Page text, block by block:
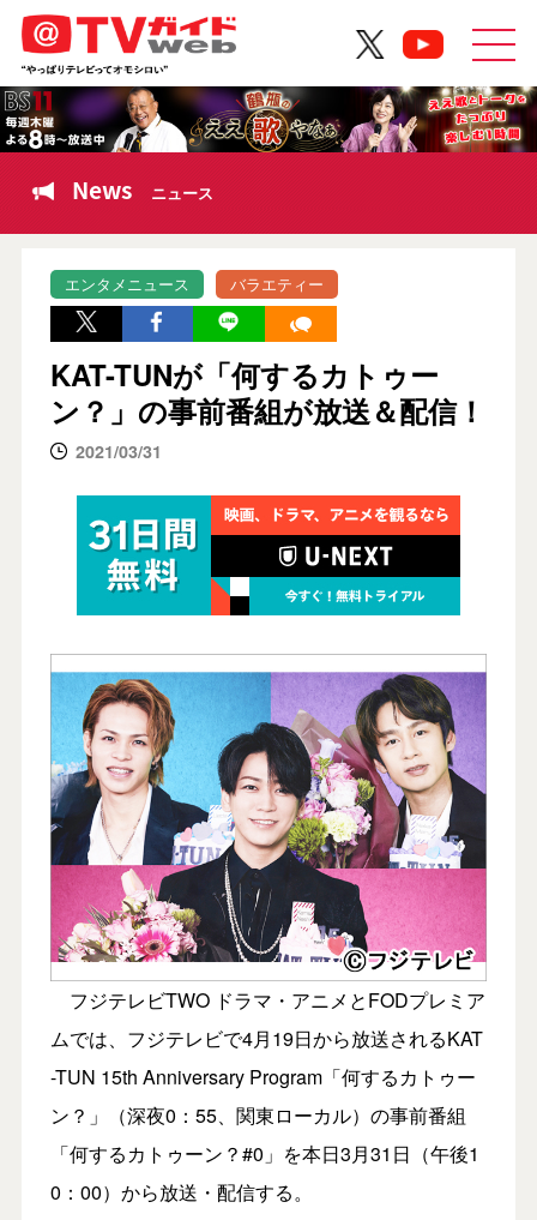
News ニュース
エンタメニュース バラエティー
KAT-TUNが「何するカトゥー
ン？」の事前番組が放送＆配信！
2021/03/31
フジテレビTWO ドラマ・アニメとFODプレミア
ムでは、フジテレビで4月19日から放送されるKAT
-TUN 15th Anniversary Program「何するカトゥー
ン？」（深夜0：55、関東ローカル）の事前番組
「何するカトゥーン？#0」を本日3月31日（午後1
0：00）から放送・配信する。